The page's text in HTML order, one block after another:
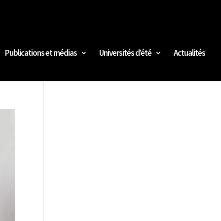
Publications et médias Universités d’été Actualités